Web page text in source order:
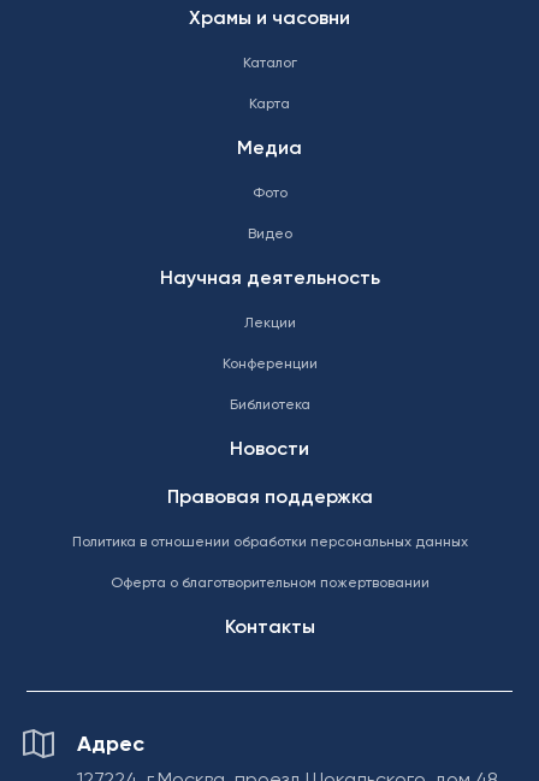
Храмы и часовни
Каталог
Карта
Медиа
Фото
Видео
Научная деятельность
Лекции
Конференции
Библиотека
Новости
Правовая поддержка
Политика в отношении обработки персональных данных
Оферта о благотворительном пожертвовании
Контакты
Адрес